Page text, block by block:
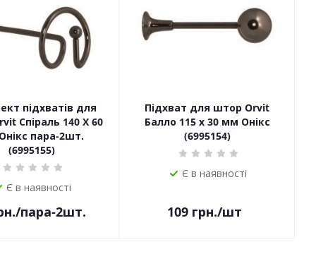
підхватів для
Спіраль 140 Х 60
пара-2шт.
(6995155)
Є в наявності
/пара-2шт.
Підхват для штор Orvit
Балло 115 х 30 мм Онікс
(6995154)
Є в наявності
109 грн./шт